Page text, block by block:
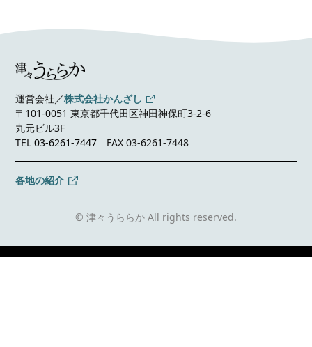
運営会社／株式会社かんざし
〒101-0051 東京都千代田区神田神保町3-2-6
丸元ビル3F
TEL03-6261-7447 FAX 03-6261-7448
各地の紹介
© 津々うららか All rights reserved.